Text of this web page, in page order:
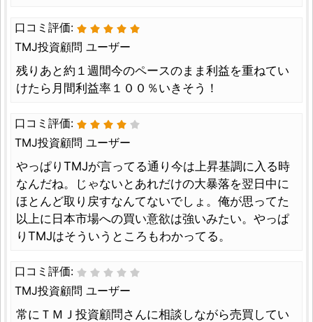
口コミ評価:
TMJ投資顧問 ユーザー
残りあと約１週間今のペースのまま利益を重ねてい
けたら月間利益率１００％いきそう！
口コミ評価:
TMJ投資顧問 ユーザー
やっぱりTMJが言ってる通り今は上昇基調に入る時
なんだね。じゃないとあれだけの大暴落を翌日中に
ほとんど取り戻すなんてないでしょ。俺が思ってた
以上に日本市場への買い意欲は強いみたい。やっぱ
りTMJはそういうところもわかってる。
口コミ評価:
TMJ投資顧問 ユーザー
常にＴＭＪ投資顧問さんに相談しながら売買してい